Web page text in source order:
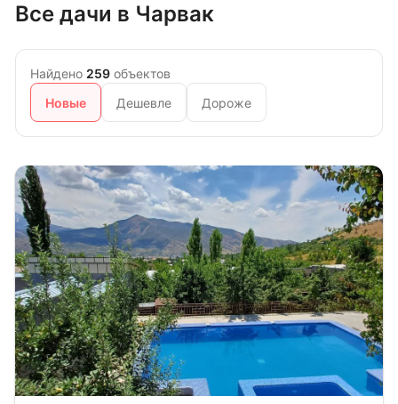
Все дачи в Чарвак
Найдено 259объектов
Новые
Дешевле Дороже